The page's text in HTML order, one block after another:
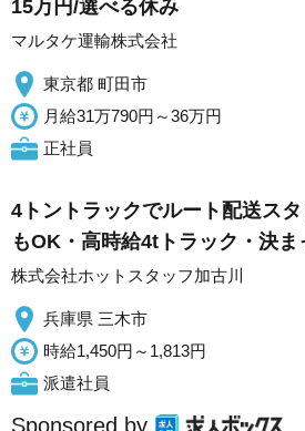
15万円/選べる休み
マルタケ運輸株式会社
東京都 町田市
月給31万790円～36万円
正社員
4トントラックでルート配送ス
もOK・高時給4tトラック・決
株式会社ホットスタッフ加古川
兵庫県 三木市
時給1,450円～1,813円
派遣社員
Sponsored by